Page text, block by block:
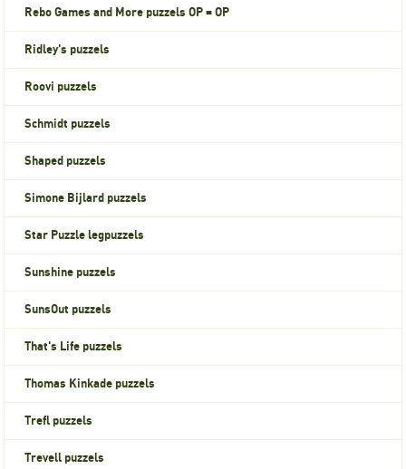
Rebo Games and More puzzels OP = OP
Ridley's puzzels
Roovi puzzels
Schmidt puzzels
Shaped puzzels
Simone Bijlard puzzels
Star Puzzle legpuzzels
Sunshine puzzels
SunsOut puzzels
That's Life puzzels
Thomas Kinkade puzzels
Trefl puzzels
Trevell puzzels